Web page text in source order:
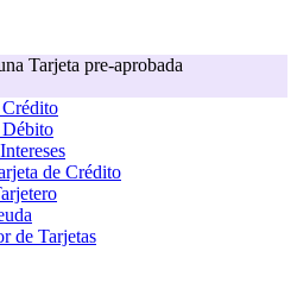
Tarjeta pre-aprobada
Crédito
Débito
de Crédito
de Tarjetas